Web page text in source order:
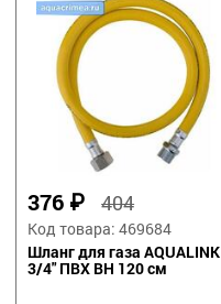
376 ₽404
Код товара: 469684
Шланг для газа AQUALINK
3/4" ПВХ ВН 120 см